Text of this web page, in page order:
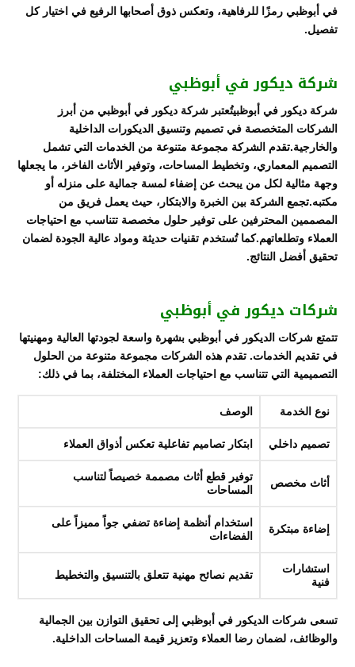
في أبوظبي رمزًا للرفاهية، وتعكس ذوق أصحابها الرفيع في اختيار كل
تفصيل.
شركة ديكور في أبوظبي
شركة ديكور في أبوظبيتُعتبر شركة ديكور في أبوظبي من أبرز
الشركات المتخصصة في تصميم وتنسيق الديكورات الداخلية
والخارجية.تقدم الشركة مجموعة متنوعة من الخدمات التي تشمل
التصميم المعماري، وتخطيط المساحات، وتوفير الأثاث الفاخر، ما يجعلها
وجهة مثالية لكل من يبحث عن إضفاء لمسة جمالية على منزله أو
مكتبه.تجمع الشركة بين الخبرة والابتكار، حيث يعمل فريق من
المصممين المحترفين على توفير حلول مخصصة تتناسب مع احتياجات
العملاء وتطلعاتهم.كما تُستخدم تقنيات حديثة ومواد عالية الجودة لضمان
تحقيق أفضل النتائج.
شركات ديكور في أبوظبي
تتمتع شركات الديكور في أبوظبي بشهرة واسعة لجودتها العالية ومهنيتها
في تقديم الخدمات. تقدم هذه الشركات مجموعة متنوعة من الحلول
التصميمية التي تتناسب مع احتياجات العملاء المختلفة، بما في ذلك:
نوع الخدمة الوصف
تصميم داخلي ابتكار تصاميم تفاعلية تعكس أذواق العملاء
أثاث مخصص
توفير قطع أثاث مصممة خصيصاً لتناسب
المساحات
إضاءة مبتكرة
استخدام أنظمة إضاءة تضفي جواً مميزاً على
الفضاءات
استشارات
فنية
تقديم نصائح مهنية تتعلق بالتنسيق والتخطيط
تسعى شركات الديكور في أبوظبي إلى تحقيق التوازن بين الجمالية
والوظائف، لضمان رضا العملاء وتعزيز قيمة المساحات الداخلية.